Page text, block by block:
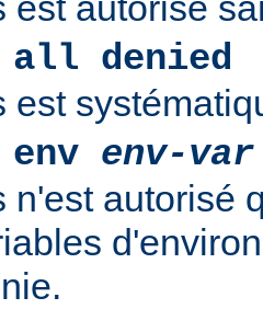
all denied
est
env-var
n'est autorisé